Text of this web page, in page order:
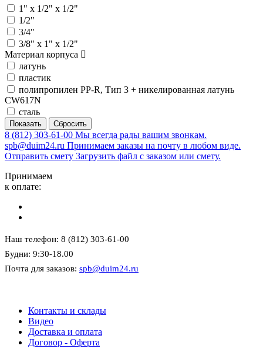
1" х 1/2" х 1/2"
1/2"
3/4"
3/8" х 1" х 1/2"
Материал корпуса
латунь
пластик
полипропилен PP-R, Тип 3 + никелированная латунь
CW617N
сталь
8 (812) 303-61-00 Мы всегда рады вашим звонкам.
spb@duim24.ru Принимаем заказы на почту в любом виде.
Отправить смету Загрузить файл с заказом или смету.
Принимаем
к оплате:
Наш телефон: 8 (812) 303-61-00
Будни: 9:30-18.00
Почта для заказов: spb@duim24.ru
Контакты и склады
Видео
Доставка и оплата
Договор - Оферта